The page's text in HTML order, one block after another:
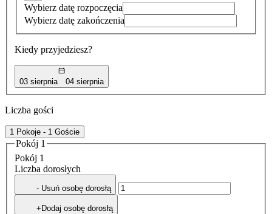
Wybierz datę rozpoczęcia
Wybierz datę zakończenia
Kiedy przyjedziesz?
03 sierpnia 04 sierpnia
Liczba gości
1 Pokoje - 1 Goście
Pokój 1
Pokój 1
Liczba dorosłych
- Usuń osobę dorosłą
+Dodaj osobę dorosłą